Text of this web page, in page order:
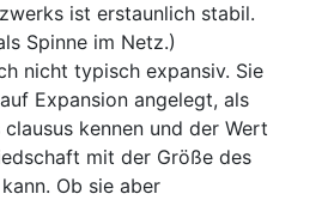
ist erstaunlich stabil.
Spinne im Netz.)
nicht typisch expansiv. Sie
Expansion angelegt, als
kennen und der Wert
mit der Größe des
Ob sie aber